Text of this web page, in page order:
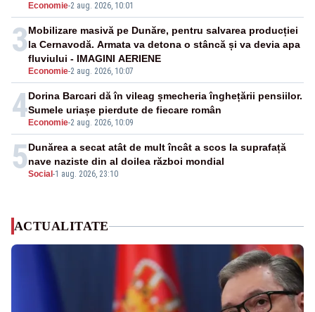
Economie-2 aug. 2026, 10:01
3
Economie-2 aug. 2026, 10:07
Mobilizare masivă pe Dunăre, pentru salvarea producției
la Cernavodă. Armata va detona o stâncă și va devia apa
fluviului - IMAGINI AERIENE
4 Economie-2 aug. 2026, 10:09
Dorina Barcari dă în vileag șmecheria înghețării pensiilor.
Sumele uriașe pierdute de fiecare român
5Social -1 aug. 2026, 23:10
Dunărea a secat atât de mult încât a scos la suprafață
nave naziste din al doilea război mondial
ACTUALITATE